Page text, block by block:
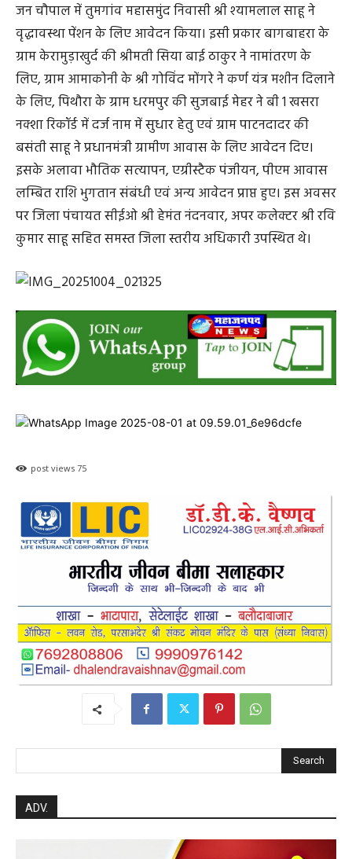
जन चौपाल में तुमगांव महासमुंद निवासी श्री श्यामलाल साहू ने
वृद्धावस्था पेंशन के लिए आवेदन किया। इसी प्रकार बागबाहरा के
ग्राम केरामुड़ाखुर्द की श्रीमती सिया बाई ठाकुर ने नामांतरण के
लिए, ग्राम आमाकोनी के श्री गोविंद मोंगरे ने कर्ण यंत्र मशीन दिलाने
के लिए, पिथौरा के ग्राम धरमपुर की सुजबाई मेहर ने बी 1 खसरा
नक्शा रिकॉर्ड में दर्ज नाम में सुधार हेतु एवं ग्राम पाटनदादर की
बसंती साहू ने प्रधानमंत्री ग्रामीण आवास के लिए आवेदन दिए।
इसके अलावा भौतिक सत्यापन, एग्रीस्टैक पंजीयन, पीएम आवास
लम्बित राशि भुगतान संबंधी एवं अन्य आवेदन प्राप्त हुए। इस अवसर
पर जिला पंचायत सीईओ श्री हेमंत नंदनवार, अपर कलेक्टर श्री रवि
कुमार साहू सहित समस्त जिला स्तरीय अधिकारी उपस्थित थे।
post views 75
Search
ADV.